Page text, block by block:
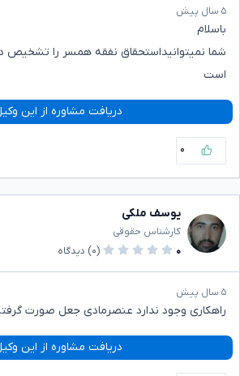
۵ سال پیش
باسلام
شما نمیتوانیداستحقاق نفقه همسر را تشخیص
است
دریافت مشاوره از این
۰
یوسف ملکی
کارشناس حقوقی
۰
(۰) دیدگاه
۵ سال پیش
راهکاری وجود ندارد عنصرمادی جعل صورت
دریافت مشاوره از این